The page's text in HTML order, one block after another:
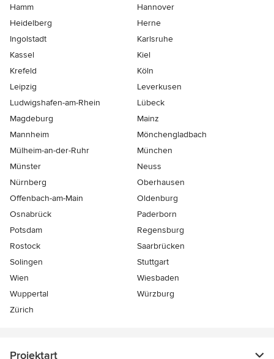
Hamm
Hannover
Heidelberg
Herne
Ingolstadt
Karlsruhe
Kassel
Kiel
Krefeld
Köln
Leipzig
Leverkusen
Ludwigshafen-am-Rhein
Lübeck
Magdeburg
Mainz
Mannheim
Mönchen­gladbach
Mülheim-an-der-Ruhr
München
Münster
Neuss
Nürnberg
Oberhausen
Offenbach-am-Main
Oldenburg
Osnabrück
Paderborn
Potsdam
Regensburg
Rostock
Saarbrücken
Solingen
Stuttgart
Wien
Wiesbaden
Wuppertal
Würzburg
Zürich
Projektart